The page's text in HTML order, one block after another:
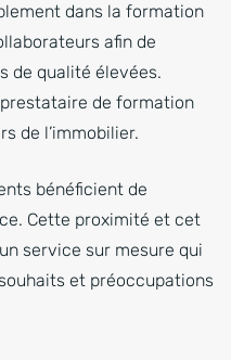
dans la formation
afin de
de qualité élevées.
de formation
de l’immobilier.
bénéficient de
Cette proximité et cet
service sur mesure qui
et préoccupations